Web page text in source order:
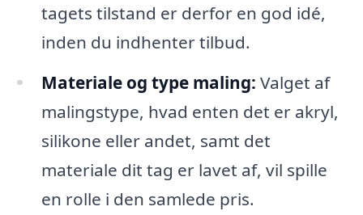
tagets tilstand er derfor en god idé,
inden du indhenter tilbud.
Materiale og type maling: Valget af
malingstype, hvad enten det er akryl,
silikone eller andet, samt det
materiale dit tag er lavet af, vil spille
en rolle i den samlede pris.